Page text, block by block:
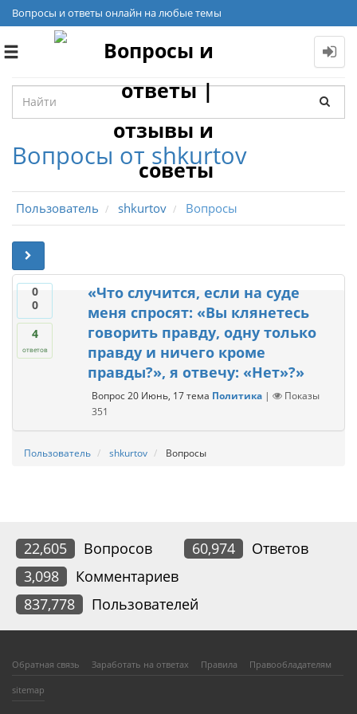
Вопросы и ответы онлайн на любые темы
Toggle
Вопросы от shkurtov
Пользователь shkurtov Вопросы
0
0
4
ответов
«Что случится, если на суде
меня спросят: «Вы клянетесь
говорить правду, одну только
правду и ничего кроме
правды?», я отвечу: «Нет»?»
Вопрос 20 Июнь, 17 тема Политика |
Показы
351
Пользователь shkurtov Вопросы
22,605 Вопросов 60,974
Ответов
3,098
Комментариев
837,778
Пользователей
Обратная связь Заработать на ответах Правила Правообладателям
sitemap